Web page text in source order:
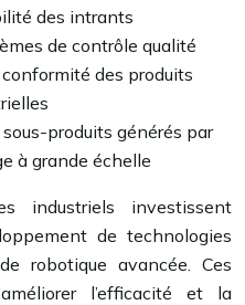
des intrants
de contrôle qualité
des produits
produits générés par
à grande échelle
industriels investissent
de technologies
robotique avancée. Ces
l’efficacité et la